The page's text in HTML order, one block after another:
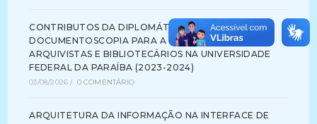
CONTRIBUTOS DA DIPLOMÁTICA E DA
DOCUMENTOSCOPIA PARA A FORMAÇÃO DE
ARQUIVISTAS E BIBLIOTECÁRIOS NA UNIVERSIDADE
FEDERAL DA PARAÍBA (2023-2024)
03/08/2026 / 0 COMENTÁRIO
ARQUITETURA DA INFORMAÇÃO NA INTERFACE DE